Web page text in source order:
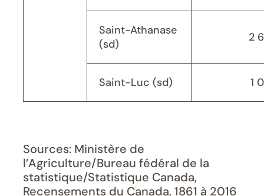
Saint-Athanase
(sd)
2
Saint-Luc (sd) 1
Sources: Ministère de
l’Agriculture/Bureau fédéral de la
statistique/Statistique Canada,
Recensements du Canada, 1861 à 2016